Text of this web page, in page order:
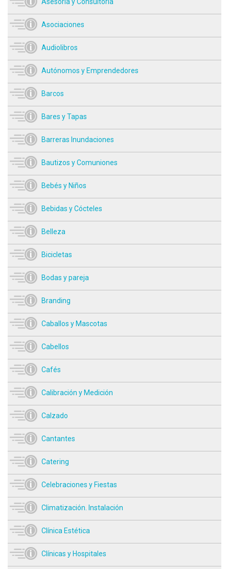
Asociaciones
Audiolibros
Autónomos y Emprendedores
Barcos
Bares y Tapas
Barreras Inundaciones
Bautizos y Comuniones
Bebés y Niños
Bebidas y Cócteles
Belleza
Bicicletas
Bodas y pareja
Branding
Caballos y Mascotas
Cabellos
Cafés
Calibración y Medición
Calzado
Cantantes
Catering
Celebraciones y Fiestas
Climatización. Instalación
Clínica Estética
Clínicas y Hospitales